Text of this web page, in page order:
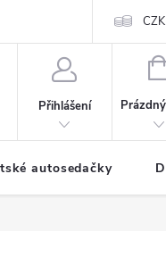
CZK
Přihlášení
autosedačky